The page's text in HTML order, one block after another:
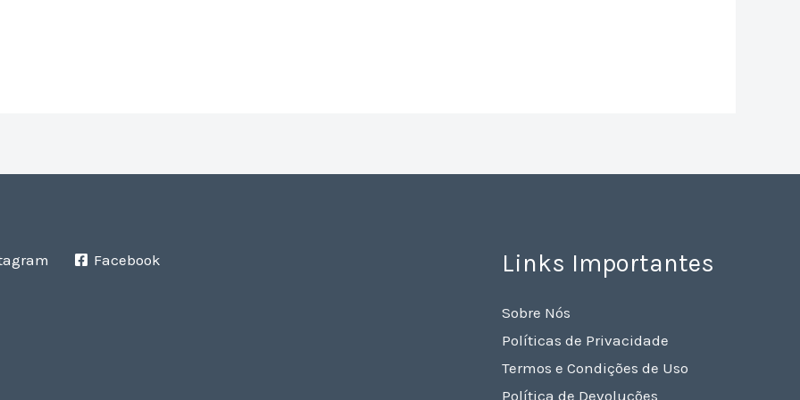
Facebook Links Importantes
Sobre Nós
Políticas de Privacidade
Termos e Condições de Uso
Política de Devoluções